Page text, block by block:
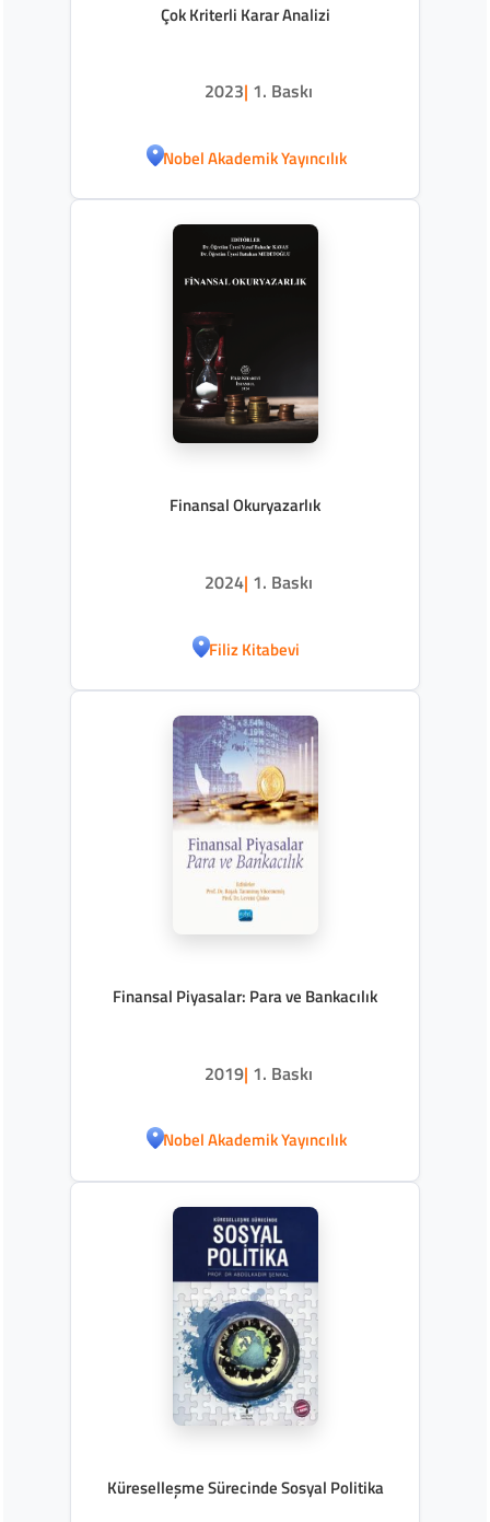
Çok Kriterli Karar Analizi
2023| 1. Baskı
Nobel Akademik Yayıncılık
Finansal Okuryazarlık
2024| 1. Baskı
Filiz Kitabevi
Finansal Piyasalar: Para ve Bankacılık
2019| 1. Baskı
Nobel Akademik Yayıncılık
Küreselleşme Sürecinde Sosyal Politika